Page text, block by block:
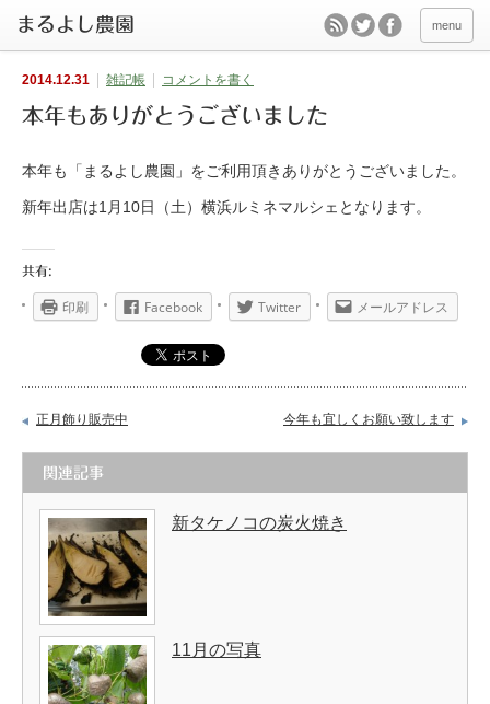
menu
2014.12.31 雑記帳 コメントを書く
本年もありがとうございました
本年も「まるよし農園」をご利用頂きありがとうございました。
新年出店は1月10日（土）横浜ルミネマルシェとなります。
共有:
印刷 Facebook Twitter メールアドレス
正月飾り販売中 今年も宜しくお願い致します
関連記事
新タケノコの炭火焼き
11月の写真